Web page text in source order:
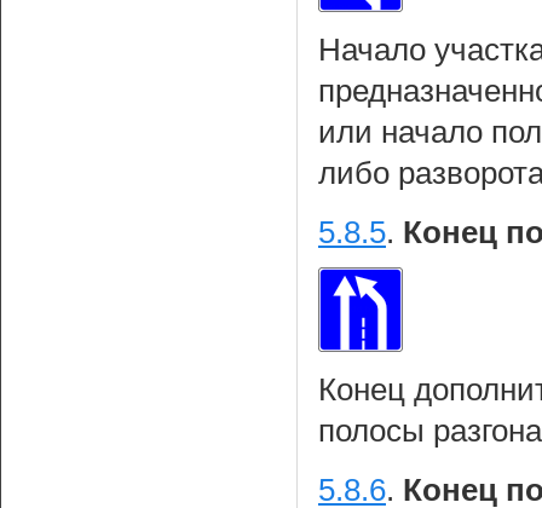
Начало
или начало
либо
5.8.5. Конец
Конец
полосы разгона
5.8.6. Конец